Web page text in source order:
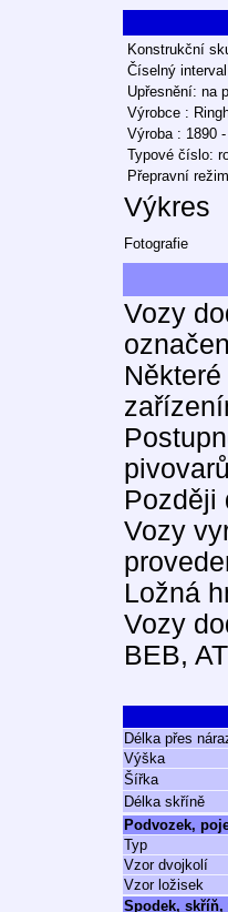
Konstrukční
Číselný
Upřesnění: na
Výrobce :
Výroba : 1890
Typové číslo:
Přepravní
Výkres
Fotografie
Vozy
Později
Vozy
Ložná
Vozy
BEB,
Délka přes
Výška
Šířka
Délka skříně
Podvozek,
Typ
Vzor dvojkolí
Vzor ložisek
Spodek, skříň,